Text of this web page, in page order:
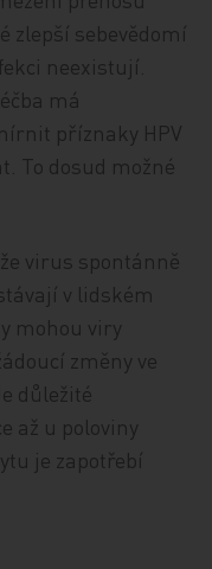
zlepší sebevědomí
neexistují.
má
příznaky HPV
To dosud možné
virus spontánně
v lidském
mohou viry
změny ve
důležité
až u poloviny
je zapotřebí